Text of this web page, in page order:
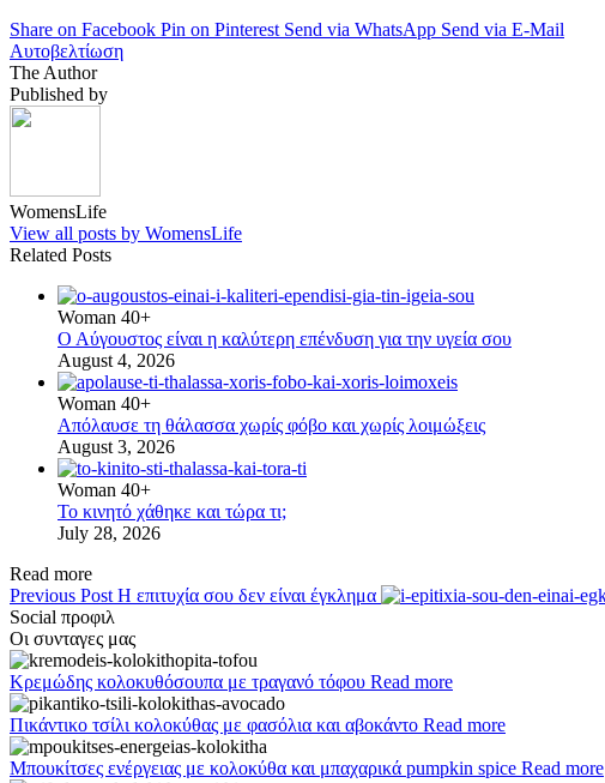
Share on Facebook Pin on Pinterest Send via WhatsApp Send via E-Mail
Αυτοβελτίωση
The Author
Published by
WomensLife
View all posts by WomensLife
Related Posts
Woman 40+
Ο Αύγουστος είναι η καλύτερη επένδυση για την υγεία σου
August 4, 2026
Woman 40+
Απόλαυσε τη θάλασσα χωρίς φόβο και χωρίς λοιμώξεις
August 3, 2026
Woman 40+
Το κινητό χάθηκε και τώρα τι;
July 28, 2026
Read more
Previous Post Η επιτυχία σου δεν είναι έγκλημα
Social προφιλ
Οι συνταγες μας
Κρεμώδης κολοκυθόσουπα με τραγανό τόφου Read more
Πικάντικο τσίλι κολοκύθας με φασόλια και αβοκάντο Read more
Μπουκίτσες ενέργειας με κολοκύθα και μπαχαρικά pumpkin spice Read more